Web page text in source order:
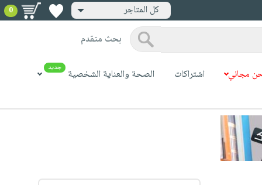
كل المتاجر 0
بحث متقدم
مجاني اشتراكات الصحة والعناية الشخصية جديد